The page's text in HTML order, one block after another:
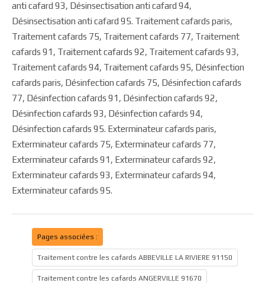
anti cafard 93, Désinsectisation anti cafard 94,
Désinsectisation anti cafard 95. Traitement cafards paris,
Traitement cafards 75, Traitement cafards 77, Traitement
cafards 91, Traitement cafards 92, Traitement cafards 93,
Traitement cafards 94, Traitement cafards 95, Désinfection
cafards paris, Désinfection cafards 75, Désinfection cafards
77, Désinfection cafards 91, Désinfection cafards 92,
Désinfection cafards 93, Désinfection cafards 94,
Désinfection cafards 95. Exterminateur cafards paris,
Exterminateur cafards 75, Exterminateur cafards 77,
Exterminateur cafards 91, Exterminateur cafards 92,
Exterminateur cafards 93, Exterminateur cafards 94,
Exterminateur cafards 95.
Pages associées :
Traitement contre les cafards ABBEVILLE LA RIVIERE 91150
Traitement contre les cafards ANGERVILLE 91670